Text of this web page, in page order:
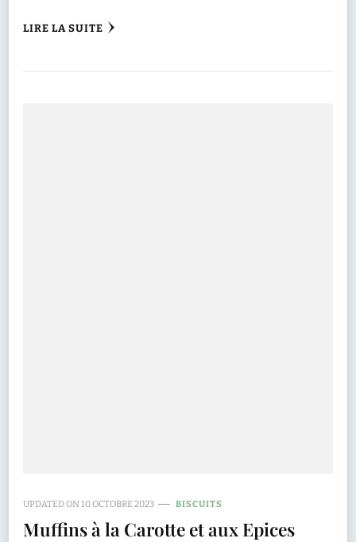
LIRE LA SUITE
UPDATED ON10 OCTOBRE 2023 BISCUITS
Muffins à la Carotte et aux Epices